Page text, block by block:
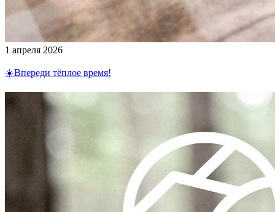
1 апреля 2026
☀️Впереди тёплое время!